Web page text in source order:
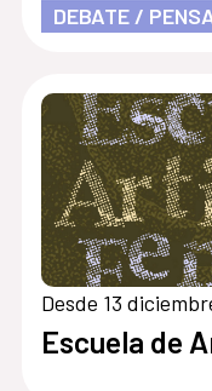
DEBATE /
Desde 13
Escuela de